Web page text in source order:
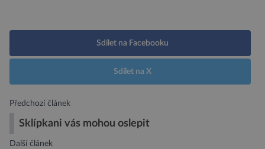
Sdílet na Facebooku
Sdílet na X
Předchozí článek
Sklípkani vás mohou oslepit
Další článek